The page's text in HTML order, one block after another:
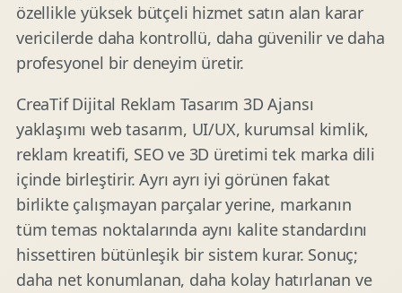
özellikle yüksek bütçeli hizmet satın alan karar
vericilerde daha kontrollü, daha güvenilir ve daha
profesyonel bir deneyim üretir.
CreaTif Dijital Reklam Tasarım 3D Ajansı
yaklaşımı web tasarım, UI/UX, kurumsal kimlik,
reklam kreatifi, SEO ve 3D üretimi tek marka dili
içinde birleştirir. Ayrı ayrı iyi görünen fakat
birlikte çalışmayan parçalar yerine, markanın
tüm temas noktalarında aynı kalite standardını
hissettiren bütünleşik bir sistem kurar. Sonuç;
daha net konumlanan, daha kolay hatırlanan ve